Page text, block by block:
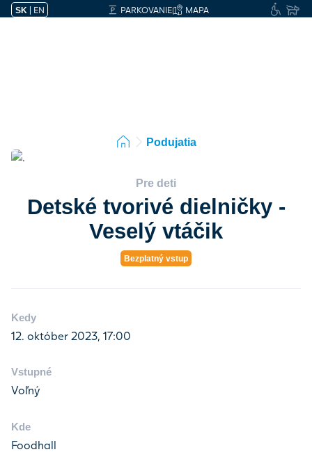
SK | EN PARKOVANIE MAPA
Podujatia
Pre deti
Detské tvorivé dielničky -
Veselý vtáčik
Bezplatný vstup
Kedy
12. október 2023, 17:00
Vstupné
Voľný
Kde
Foodhall